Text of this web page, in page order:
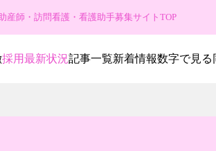
産師・訪問看護・看護助手募集サイトTOP
採用最新状況記事一覧新着情報数字で見る